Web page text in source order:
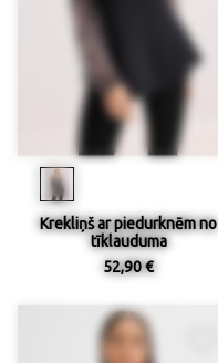
Krekliņš ar piedurknēm no
tīklauduma
52,90 €